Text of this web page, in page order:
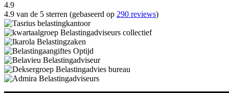
4.9
4.9 van de 5 sterren (gebaseerd op 290 reviews)